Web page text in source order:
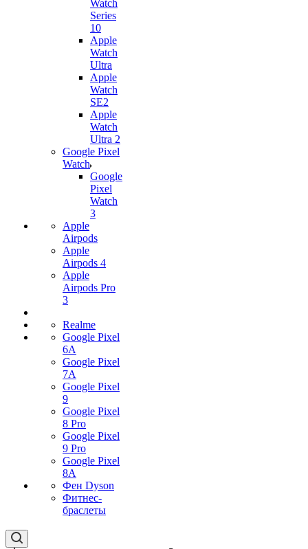
Watch
Series
10
Apple
Watch
Ultra
Apple
Watch
SE2
Apple
Watch
Ultra 2
Google Pixel
Watch
Google
Pixel
Watch
3
Apple
Airpods
Apple
Airpods 4
Apple
Airpods Pro
3
Realme
Google Pixel
6A
Google Pixel
7А
Google Pixel
9
Google Pixel
8 Pro
Google Pixel
9 Pro
Google Pixel
8A
Фен Dyson
Фитнес-
браслеты